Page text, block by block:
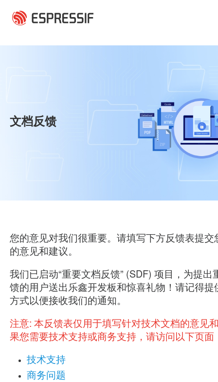
文档反馈
您的意见对我们很重要。请填写下方反馈表提交
的意见和建议。
我们已启动“重要文档反馈” (SDF) 项目，为提出
馈的用户送出乐鑫开发板和惊喜礼物！请记得提
方式以便接收我们的通知。
注意: 本反馈表仅用于填写针对技术文档的意见
果您需要技术支持或商务支持，请访问以下页面
技术支持
商务问题